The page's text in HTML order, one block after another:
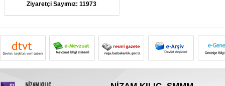
Ziyaretçi Sayımız:11973